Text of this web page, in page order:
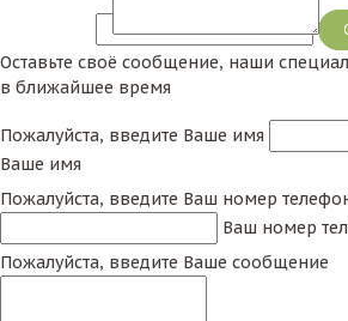
Оставьте своё сообщение, наши
в ближайшее время
Пожалуйста, введите Ваше имя
Ваше имя
Пожалуйста, введите Ваш номер
Ваш номер
Пожалуйста, введите Ваше сообщение